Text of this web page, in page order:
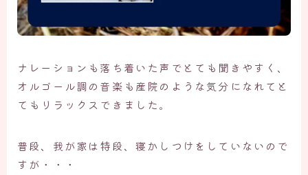
ナレーションも落ち着いた声でとても聞きやすく、
オルゴール調の音楽も産院のような気分になれてと
てもリラックスできました。
普段、我が家は特段、寝かしつけをしていないので
すが・・・